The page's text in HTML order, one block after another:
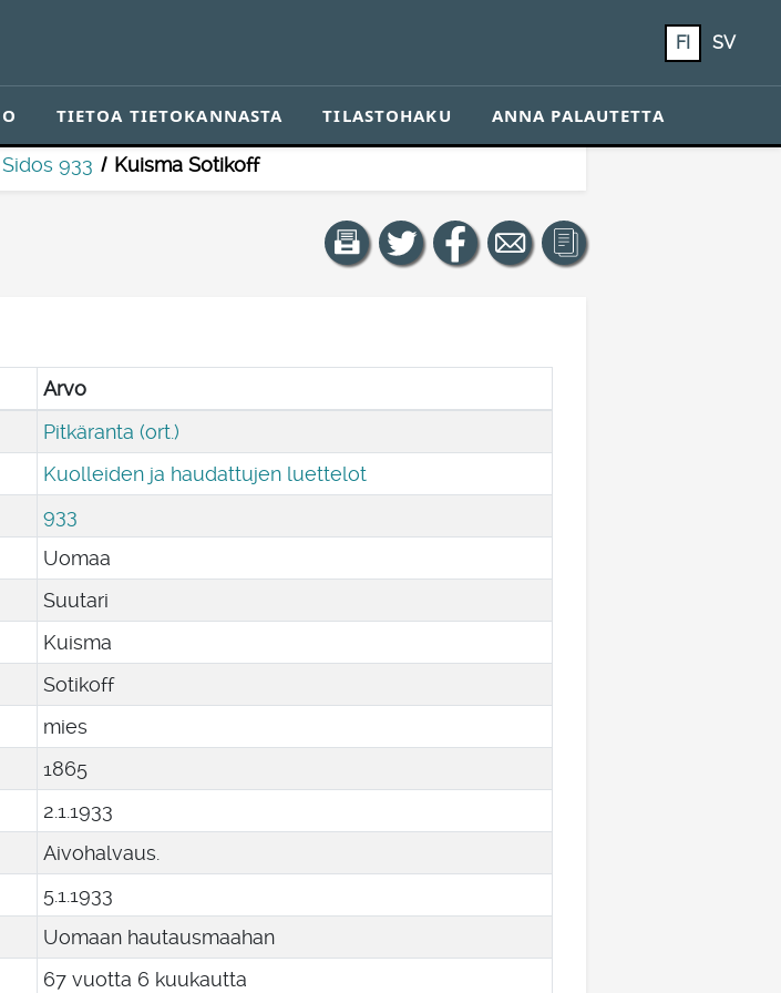
FI SV
TIETOA TIETOKANNASTA TILASTOHAKU ANNA PALAUTETTA
Sidos 933 Kuisma Sotikoff
Arvo
Pitkäranta (ort.)
Kuolleiden ja haudattujen luettelot
933
Uomaa
Suutari
Kuisma
Sotikoff
mies
1865
2.1 .1933
Aivohalvaus.
5.1 .1933
Uomaan hautausmaahan
67 vuotta 6 kuukautta